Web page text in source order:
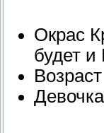
Окрас
будет и
Девочка